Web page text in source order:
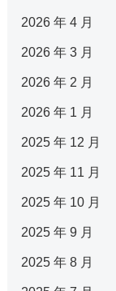
2026 年 4 月
2026 年 3 月
2026 年 2 月
2026 年 1 月
2025 年 12 月
2025 年 11 月
2025 年 10 月
2025 年 9 月
2025 年 8 月